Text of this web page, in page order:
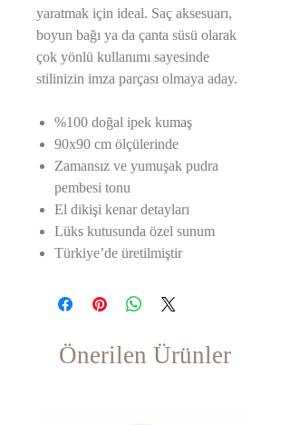
yaratmak için ideal. Saç aksesuarı,
boyun bağı ya da çanta süsü olarak
çok yönlü kullanımı sayesinde
stilinizin imza parçası olmaya aday.
%100 doğal ipek kumaş
90x90 cm ölçülerinde
Zamansız ve yumuşak pudra
pembesi tonu
El dikişi kenar detayları
Lüks kutusunda özel sunum
Türkiye’de üretilmiştir
Önerilen Ürünler